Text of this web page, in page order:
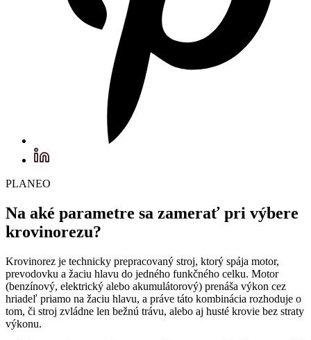
PLANEO
Na aké parametre sa zamerať pri výbere
krovinorezu?
Krovinorez je technicky prepracovaný stroj, ktorý spája motor,
prevodovku a žaciu hlavu do jedného funkčného celku. Motor
(benzínový, elektrický alebo akumulátorový) prenáša výkon cez
hriadeľ priamo na žaciu hlavu, a práve táto kombinácia rozhoduje o
tom, či stroj zvládne len bežnú trávu, alebo aj husté krovie bez straty
výkonu.